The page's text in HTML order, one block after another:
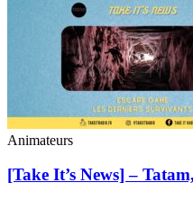
Animateurs
[Take It’s News] –